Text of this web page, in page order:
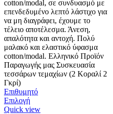
cotton/modal, σε συνδυασμό με
επενδεδυμένο λεπτό λάστιχο για
να μη διαγράφει, έχουμε το
τέλειο αποτέλεσμα. Άνεση,
απαλότητα και αντοχή. Πολύ
μαλακό και ελαστικό ύφασμα
cotton/modal. Ελληνικό Προϊόν
Παραγωγής μας Συσκευασία
τεσσάρων τεμαχίων (2 Κοραλί 2
Γκρί)
Επιθυμητό
ΕπιλογήΑυτό
το
Quick view